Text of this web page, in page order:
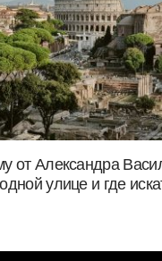
от Александра
улице и где